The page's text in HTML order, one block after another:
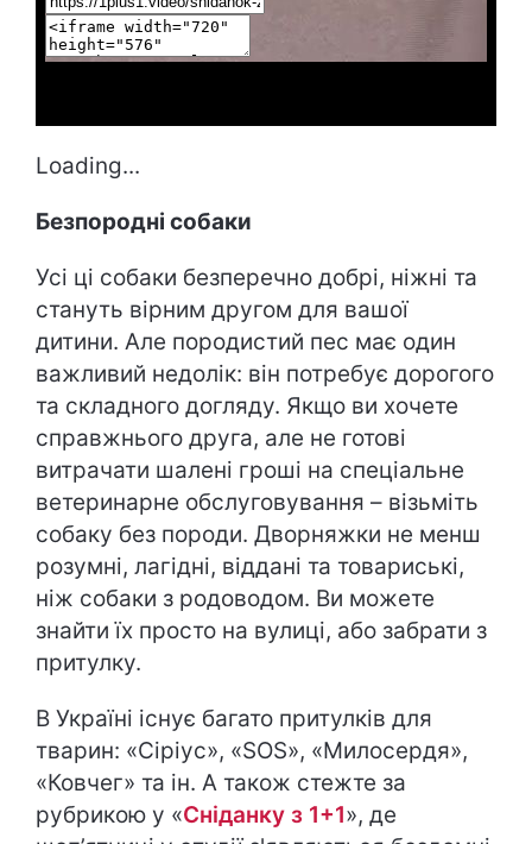
Loading...
Безпородні собаки
Усі ці собаки безперечно добрі, ніжні та
стануть вірним другом для вашої
дитини. Але породистий пес має один
важливий недолік: він потребує дорогого
та складного догляду. Якщо ви хочете
справжнього друга, але не готові
витрачати шалені гроші на спеціальне
ветеринарне обслуговування – візьміть
собаку без породи. Дворняжки не менш
розумні, лагідні, віддані та товариські,
ніж собаки з родоводом. Ви можете
знайти їх просто на вулиці, або забрати з
притулку.
В Україні існує багато притулків для
тварин: «Сіріус», «SOS», «Милосердя»,
«Ковчег» та ін. А також стежте за
рубрикою у «Сніданку з 1+1», де